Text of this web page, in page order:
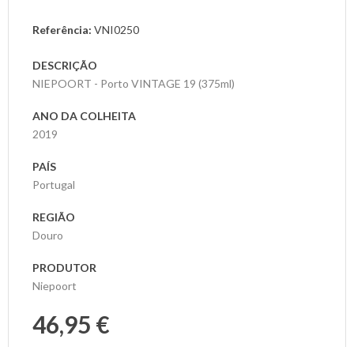
Referência: VNI0250
DESCRIÇÃO
NIEPOORT - Porto VINTAGE 19 (375ml)
ANO DA COLHEITA
2019
PAÍS
Portugal
REGIÃO
Douro
PRODUTOR
Niepoort
46,95 €